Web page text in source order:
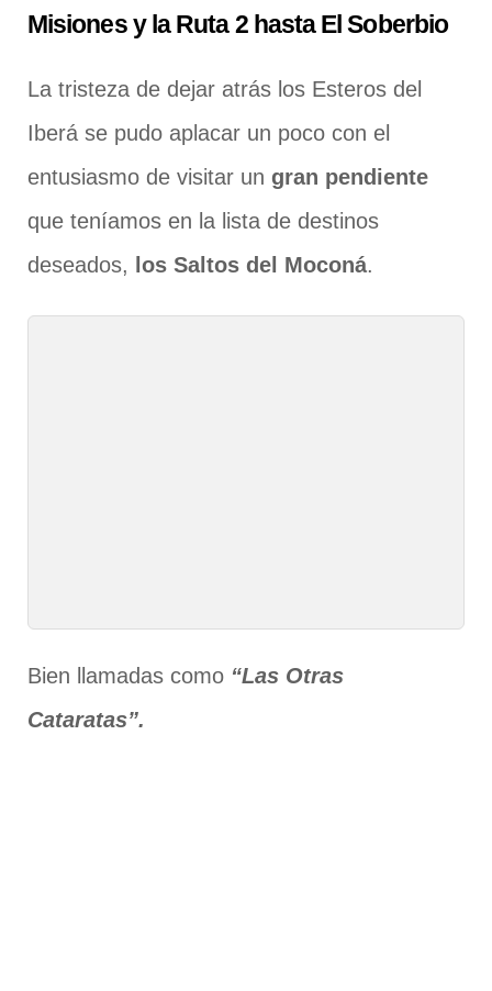
Misiones y la Ruta 2 hasta El Soberbio
La tristeza de dejar atrás los Esteros del
Iberá se pudo aplacar un poco con el
entusiasmo de visitar un gran pendiente
que teníamos en la lista de destinos
deseados, los Saltos del Moconá.
Bien llamadas como “Las Otras
Cataratas”.